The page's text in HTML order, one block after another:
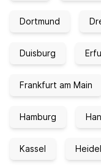
Dortmund
Duisburg
Frankfurt am Main
Hamburg
Kassel